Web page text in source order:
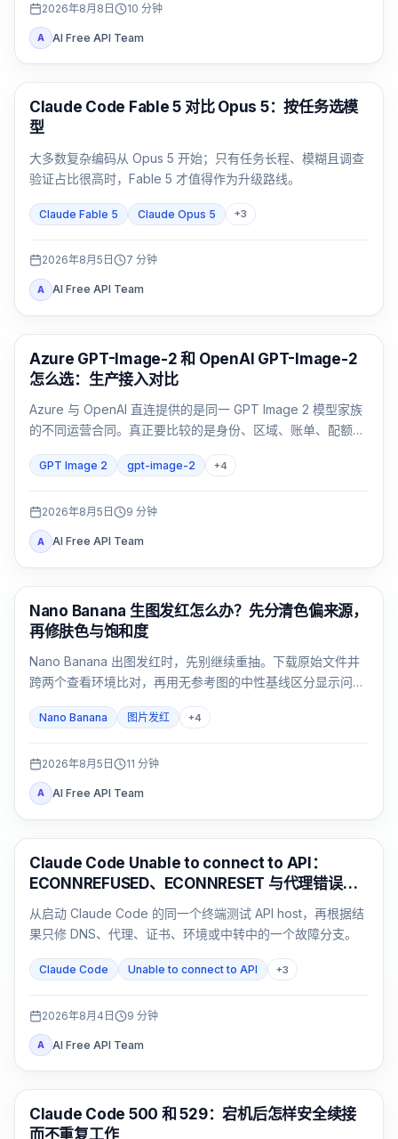
2026年8月8日 10 分钟
A AI Free API Team
Claude Code
Claude Code Fable 5 对比 Opus 5：按任务选模
型
大多数复杂编码从 Opus 5 开始；只有任务长程、模糊且调查
验证占比很高时，Fable 5 才值得作为升级路线。
Claude Fable 5 Claude Opus 5 +3
2026年8月5日 7 分钟
A AI Free API Team
AI 图像生成
Azure GPT-Image-2 和 OpenAI GPT-Image-2
怎么选：生产接入对比
Azure 与 OpenAI 直连提供的是同一 GPT Image 2 模型家族
的不同运营合同。真正要比较的是身份、区域、账单、配额、
格式和支持归属，而不是只看模型名。
GPT Image 2 gpt-image-2 +4
2026年8月5日 9 分钟
A AI Free API Team
AI 图像生成
Nano Banana 生图发红怎么办？先分清色偏来源，
再修肤色与饱和度
Nano Banana 出图发红时，先别继续重抽。下载原始文件并
跨两个查看环境比对，再用无参考图的中性基线区分显示问
Nano Banana 图片发红 +4
2026年8月5日 11 分钟
A AI Free API Team
Claude Code
Claude Code Unable to connect to API：
ECONNREFUSED、ECONNRESET 与代理错误排
从启动 Claude Code 的同一个终端测试 API host，再根据结
果只修 DNS、代理、证书、环境或中转中的一个故障分支。
Claude Code Unable to connect to API +3
2026年8月4日 9 分钟
A AI Free API Team
Claude Code
Claude Code 500 和 529：宕机后怎样安全续接
而不重复工作